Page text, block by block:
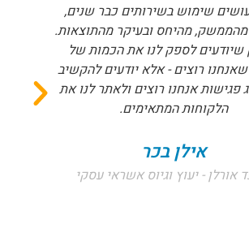
שימוש בשירותים כבר שנים,
מהממשק, מהיחס ובעיקר מהתוצאות.
שיודעים לספק לנו את הכמות של
רוצים - אלא יודעים להקשיב
פגישות אנחנו רוצים ולאתר לנו את
הלקוחות המתאימים.
אילן בכר
אורלן - יעוץ וגיוס אשראי עסקי